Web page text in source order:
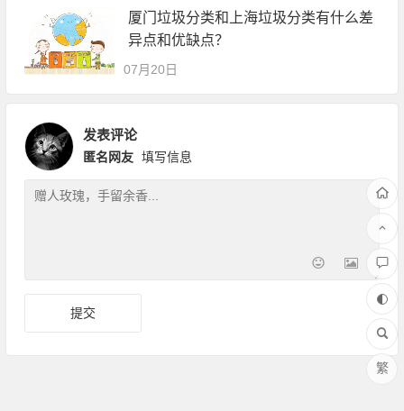
厦门垃圾分类和上海垃圾分类有什么差
异点和优缺点？
07月20日
发表评论
匿名网友 填写信息
繁